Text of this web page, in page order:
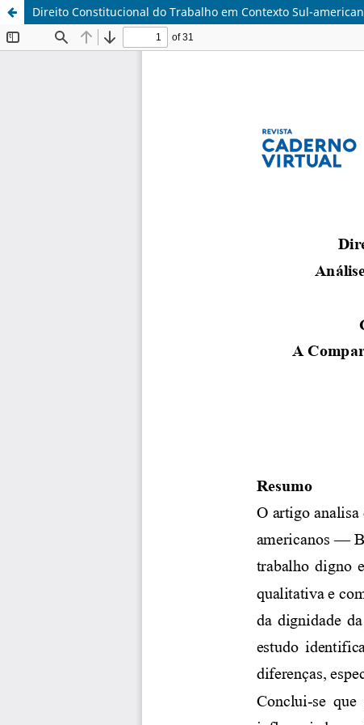
Direito Constitucional do Trabalho em Contexto Sul-